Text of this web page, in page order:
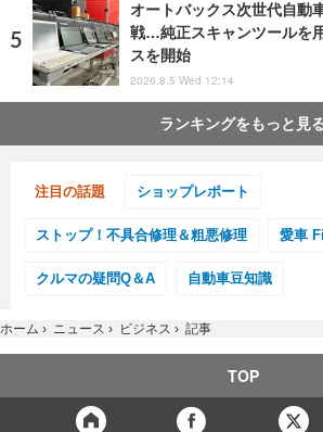
オートバックス次世代自動
戦…純正スキャンツールを
スを開始
2026.8.5 Wed 12:14
ランキングをもっと見
注目の話題 ショップレポート
ストップ！不具合修理＆粗悪修理 愛車
クルマの疑問Q＆A 自動車豆知識
ホーム › ニュース › ビジネス › 記事
TOP